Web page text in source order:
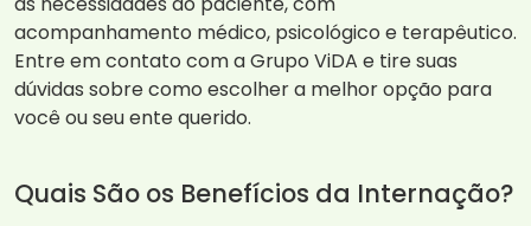
acompanhamento médico, psicológico e terapêutico.
Entre em contato com a Grupo ViDA e tire suas
dúvidas sobre como escolher a melhor opção para
você ou seu ente querido.
Quais São os Benefícios da Internação?